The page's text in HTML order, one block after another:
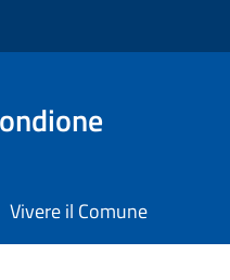
Vivere il Comune